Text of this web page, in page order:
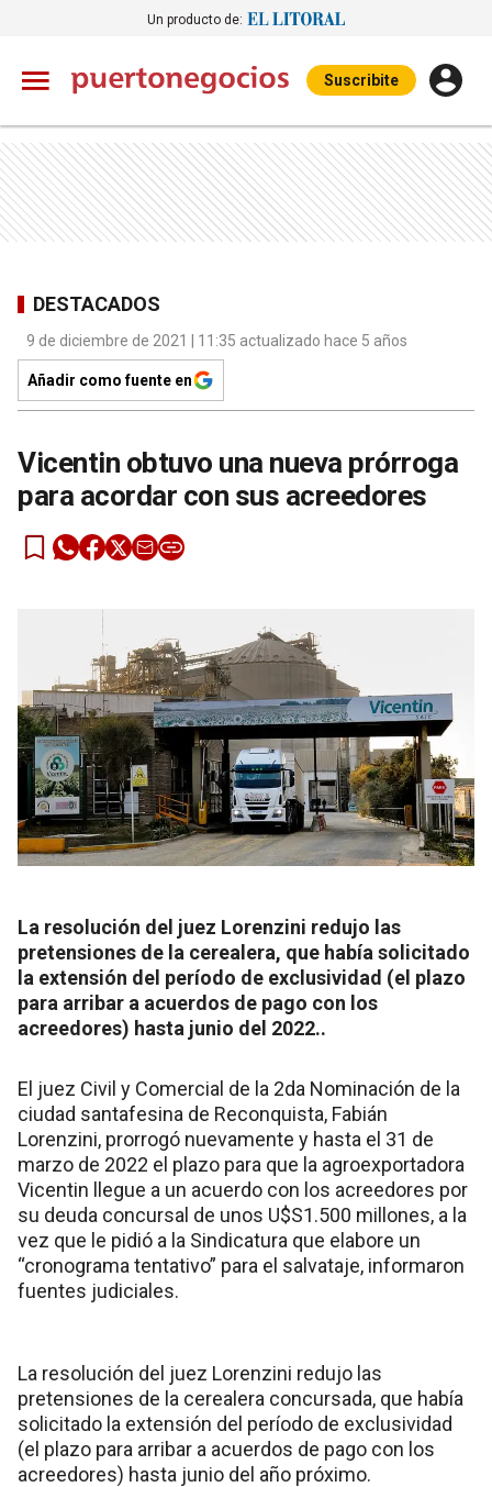
Un producto de:
Suscribite
DESTACADOS
9 de diciembre de 2021 | 11:35 actualizado hace 5 años
Añadir como fuente en
Vicentin obtuvo una nueva prórroga
para acordar con sus acreedores
La resolución del juez Lorenzini redujo las
pretensiones de la cerealera, que había solicitado
la extensión del período de exclusividad (el plazo
para arribar a acuerdos de pago con los
acreedores) hasta junio del 2022..
El juez Civil y Comercial de la 2da Nominación de la
ciudad santafesina de Reconquista, Fabián
Lorenzini, prorrogó nuevamente y hasta el 31 de
marzo de 2022 el plazo para que la agroexportadora
Vicentin llegue a un acuerdo con los acreedores por
su deuda concursal de unos U$S1.500 millones, a la
vez que le pidió a la Sindicatura que elabore un
“cronograma tentativo” para el salvataje, informaron
fuentes judiciales.
La resolución del juez Lorenzini redujo las
pretensiones de la cerealera concursada, que había
solicitado la extensión del período de exclusividad
(el plazo para arribar a acuerdos de pago con los
acreedores) hasta junio del año próximo.